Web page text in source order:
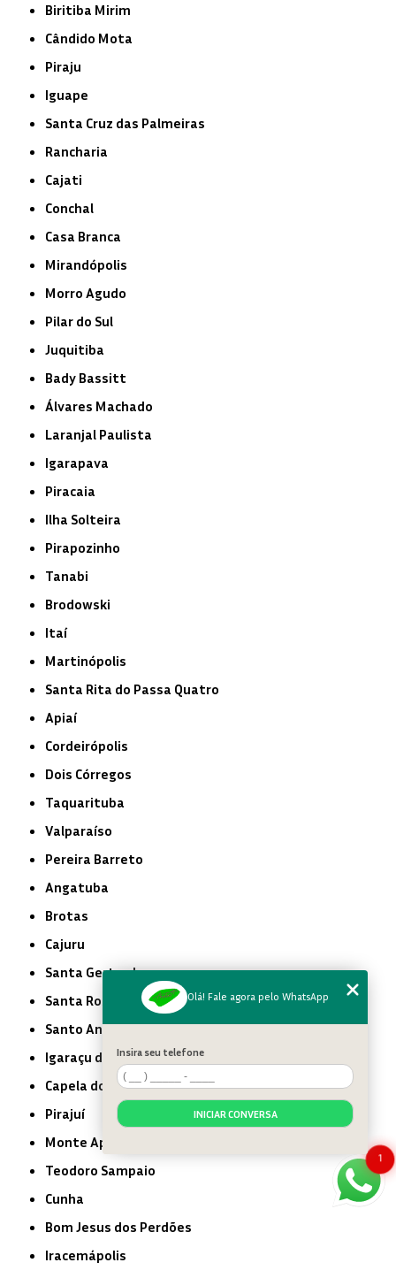
Biritiba Mirim
Cândido Mota
Piraju
Iguape
Santa Cruz das Palmeiras
Rancharia
Cajati
Conchal
Casa Branca
Mirandópolis
Morro Agudo
Pilar do Sul
Juquitiba
Bady Bassitt
Álvares Machado
Laranjal Paulista
Igarapava
Piracaia
Ilha Solteira
Pirapozinho
Tanabi
Brodowski
Itaí
Martinópolis
Santa Rita do Passa Quatro
Apiaí
Cordeirópolis
Dois Córregos
Taquarituba
Valparaíso
Pereira Barreto
Angatuba
Brotas
Cajuru
Santa Gertrudes
Santa Rosa de Viterbo
Santo Antônio de Posse
Igaraçu do Tietê
Capela do Alto
Pirajuí
Monte Aprazível
Teodoro Sampaio
Cunha
Bom Jesus dos Perdões
Iracemápolis
1
Olá! Fale agora pelo WhatsApp
Insira seu telefone
INICIAR CONVERSA